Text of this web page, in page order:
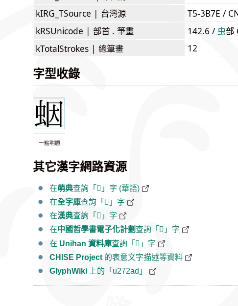
kIRG_TSource | 台灣源
T5-3B7E /
kRSUnicode | 部首 . 筆畫 142.6 / ⾍部
kTotalStrokes | 總筆畫 12
字型收錄
一點明體
其它漢字網路資源
在萌典查詢「𧊭」字 (華語)
在全字庫查詢「𧊭」字
在漢典查詢「𧊭」字
在中國哲學書電子化計劃 查詢「𧊭」字
在 Unihan 資料庫查詢「𧊭」字
CHISE Project 的表意文字描述等資料
GlyphWiki 上的「u272ad」